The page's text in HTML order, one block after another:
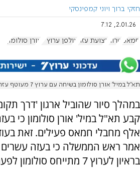
חזקי ברוך ויוני קמפינסקי
2.01.26, 7:12
חמאס טרור רצועת עזה אולפן ערוץ 7 אורן סולומון
תא"ל במיל' אורן סולומון בשיחה עם ערוץ 7 מעוטף עזה
במהלך סיור שהוביל ארגון 'דרך
קבע תא"ל במיל' אורן סולומון כי
אלף מחבלי חמאס פעילים. זאת
אמר ראש הממשלה כי בעזה
בראיון לערוץ 7 מתייחס סולומון לפער בין הנתונים.